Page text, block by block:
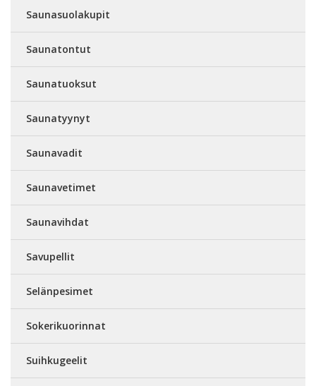
Saunasuolakupit
Saunatontut
Saunatuoksut
Saunatyynyt
Saunavadit
Saunavetimet
Saunavihdat
Savupellit
Selänpesimet
Sokerikuorinnat
Suihkugeelit